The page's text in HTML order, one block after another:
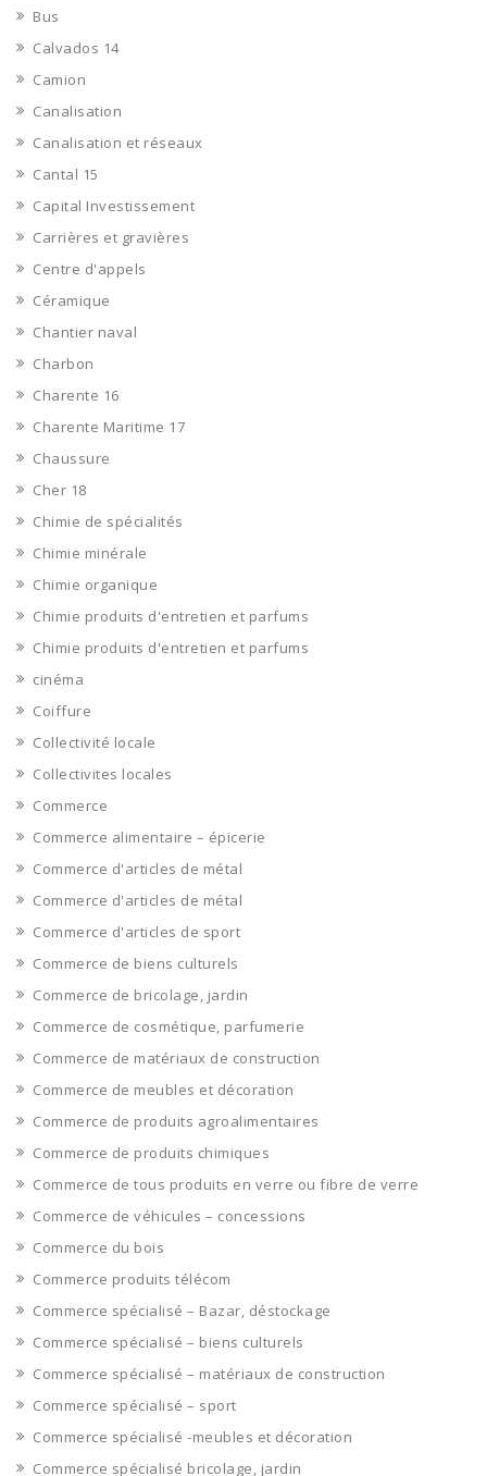
Bus
Calvados 14
Camion
Canalisation
Canalisation et réseaux
Cantal 15
Capital Investissement
Carrières et gravières
Centre d'appels
Céramique
Chantier naval
Charbon
Charente 16
Charente Maritime 17
Chaussure
Cher 18
Chimie de spécialités
Chimie minérale
Chimie organique
Chimie produits d'entretien et parfums
Chimie produits d'entretien et parfums
cinéma
Coiffure
Collectivité locale
Collectivites locales
Commerce
Commerce alimentaire – épicerie
Commerce d'articles de métal
Commerce d'articles de métal
Commerce d'articles de sport
Commerce de biens culturels
Commerce de bricolage, jardin
Commerce de cosmétique, parfumerie
Commerce de matériaux de construction
Commerce de meubles et décoration
Commerce de produits agroalimentaires
Commerce de produits chimiques
Commerce de tous produits en verre ou fibre de verre
Commerce de véhicules – concessions
Commerce du bois
Commerce produits télécom
Commerce spécialisé – Bazar, déstockage
Commerce spécialisé – biens culturels
Commerce spécialisé – matériaux de construction
Commerce spécialisé – sport
Commerce spécialisé -meubles et décoration
Commerce spécialisé bricolage, jardin